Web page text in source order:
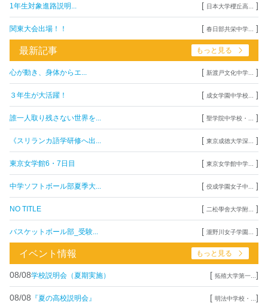
1年生対象進路説明... [ 日本大学櫻丘高... ]
関東大会出場！！ [ 春日部共栄中学... ]
最新記事 もっと見る
心が動き、身体からエ... [ 新渡戸文化中学... ]
３年生が大活躍！ [ 成女学園中学校... ]
誰一人取り残さない世界を... [ 聖学院中学校・... ]
《スリランカ語学研修へ出... [ 東京成徳大学深... ]
東京女学館6・7日目 [ 東京女学館中学... ]
中学ソフトボール部夏季大... [ 佼成学園女子中... ]
NO TITLE [ 二松學舍大学附... ]
バスケットボール部_受験... [ 瀧野川女子学園... ]
イベント情報 もっと見る
08/08学校説明会（夏期実施） [ 拓殖大学第一... ]
08/08 『夏の高校説明会』 [ 明法中学校・... ]